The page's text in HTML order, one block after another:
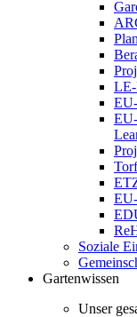
LE-
Soziale
Gartenwissen
Unser